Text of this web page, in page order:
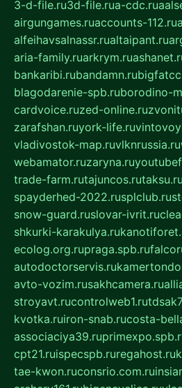
3-d-file.ru3d-file.rua-cdc.ru
airgungames.ruaccounts-112.ru
alfeihavsalnassr.rualtaipant.ru
aria-family.ruarkrym.ru
bankaribi.rubandamn.ru
blagodarenie-spb.ruborodino-
cardvoice.ruzed-online.ru
zarafshan.ruyork-life.ru
vladivostok-map.ruvlknrussia.ru
webamator.ruzaryna.ru
trade-farm.rutajuncos.rutaksu.ru
spayderhed-2022.rusplclub.ru
snow-guard.ruslovar-ivrit.ru
shkurki-karakulya.ru
ecolog.org.rupraga.spb.ru
autodoctorservis.ru
avto-vozim.rusakhcamera.ru
stroyavt.rucontrolweb1.ru
kvotka.ruiron-snab.rucosta-
associaciya39.ru
cpt21.ruispecspb.ruregahost.ru
tae-kwon.ruconsrio.com.ru